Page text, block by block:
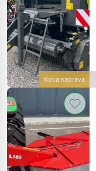
Nova naprava